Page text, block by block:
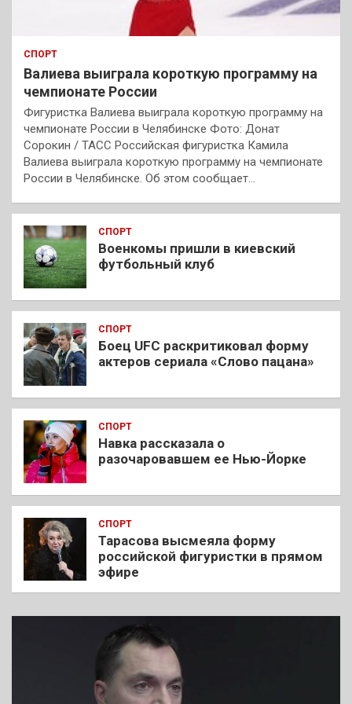
СПОРТ
Валиева выиграла короткую программу на
чемпионате России
Фигуристка Валиева выиграла короткую программу на
чемпионате России в Челябинске Фото: Донат
Сорокин / ТАСС Российская фигуристка Камила
Валиева выиграла короткую программу на чемпионате
России в Челябинске. Об этом сообщает…
СПОРТ
Военкомы пришли в киевский
футбольный клуб
СПОРТ
Боец UFC раскритиковал форму
актеров сериала «Слово пацана»
СПОРТ
Навка рассказала о
разочаровавшем ее Нью-Йорке
СПОРТ
Тарасова высмеяла форму
российской фигуристки в прямом
эфире